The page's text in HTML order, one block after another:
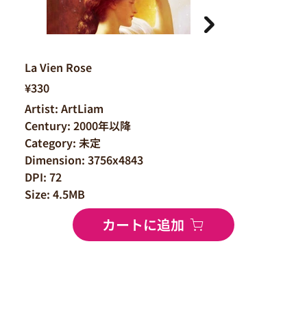
¥330
Artist: ArtLiam
Century: 2000年以降
Category: 未定
Dimension: 3756x4843
DPI: 72
Size: 4.5MB
カートに追加
La Vien Rose